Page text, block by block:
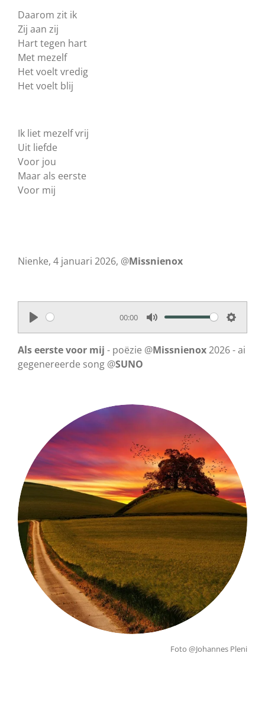
Daarom zit ik
Zij aan zij
Hart tegen hart
Met mezelf
Het voelt vredig
Het voelt blij
Ik liet mezelf vrij
Uit liefde
Voor jou
Maar als eerste
Voor mij
Nienke, 4 januari 2026, @Missnienox
P
l
a
00:00
M
u
S
Als eerste voor mij - poëzie @Missnienox2026 - ai
gegenereerde song @SUNO
Foto @Johannes Pleni